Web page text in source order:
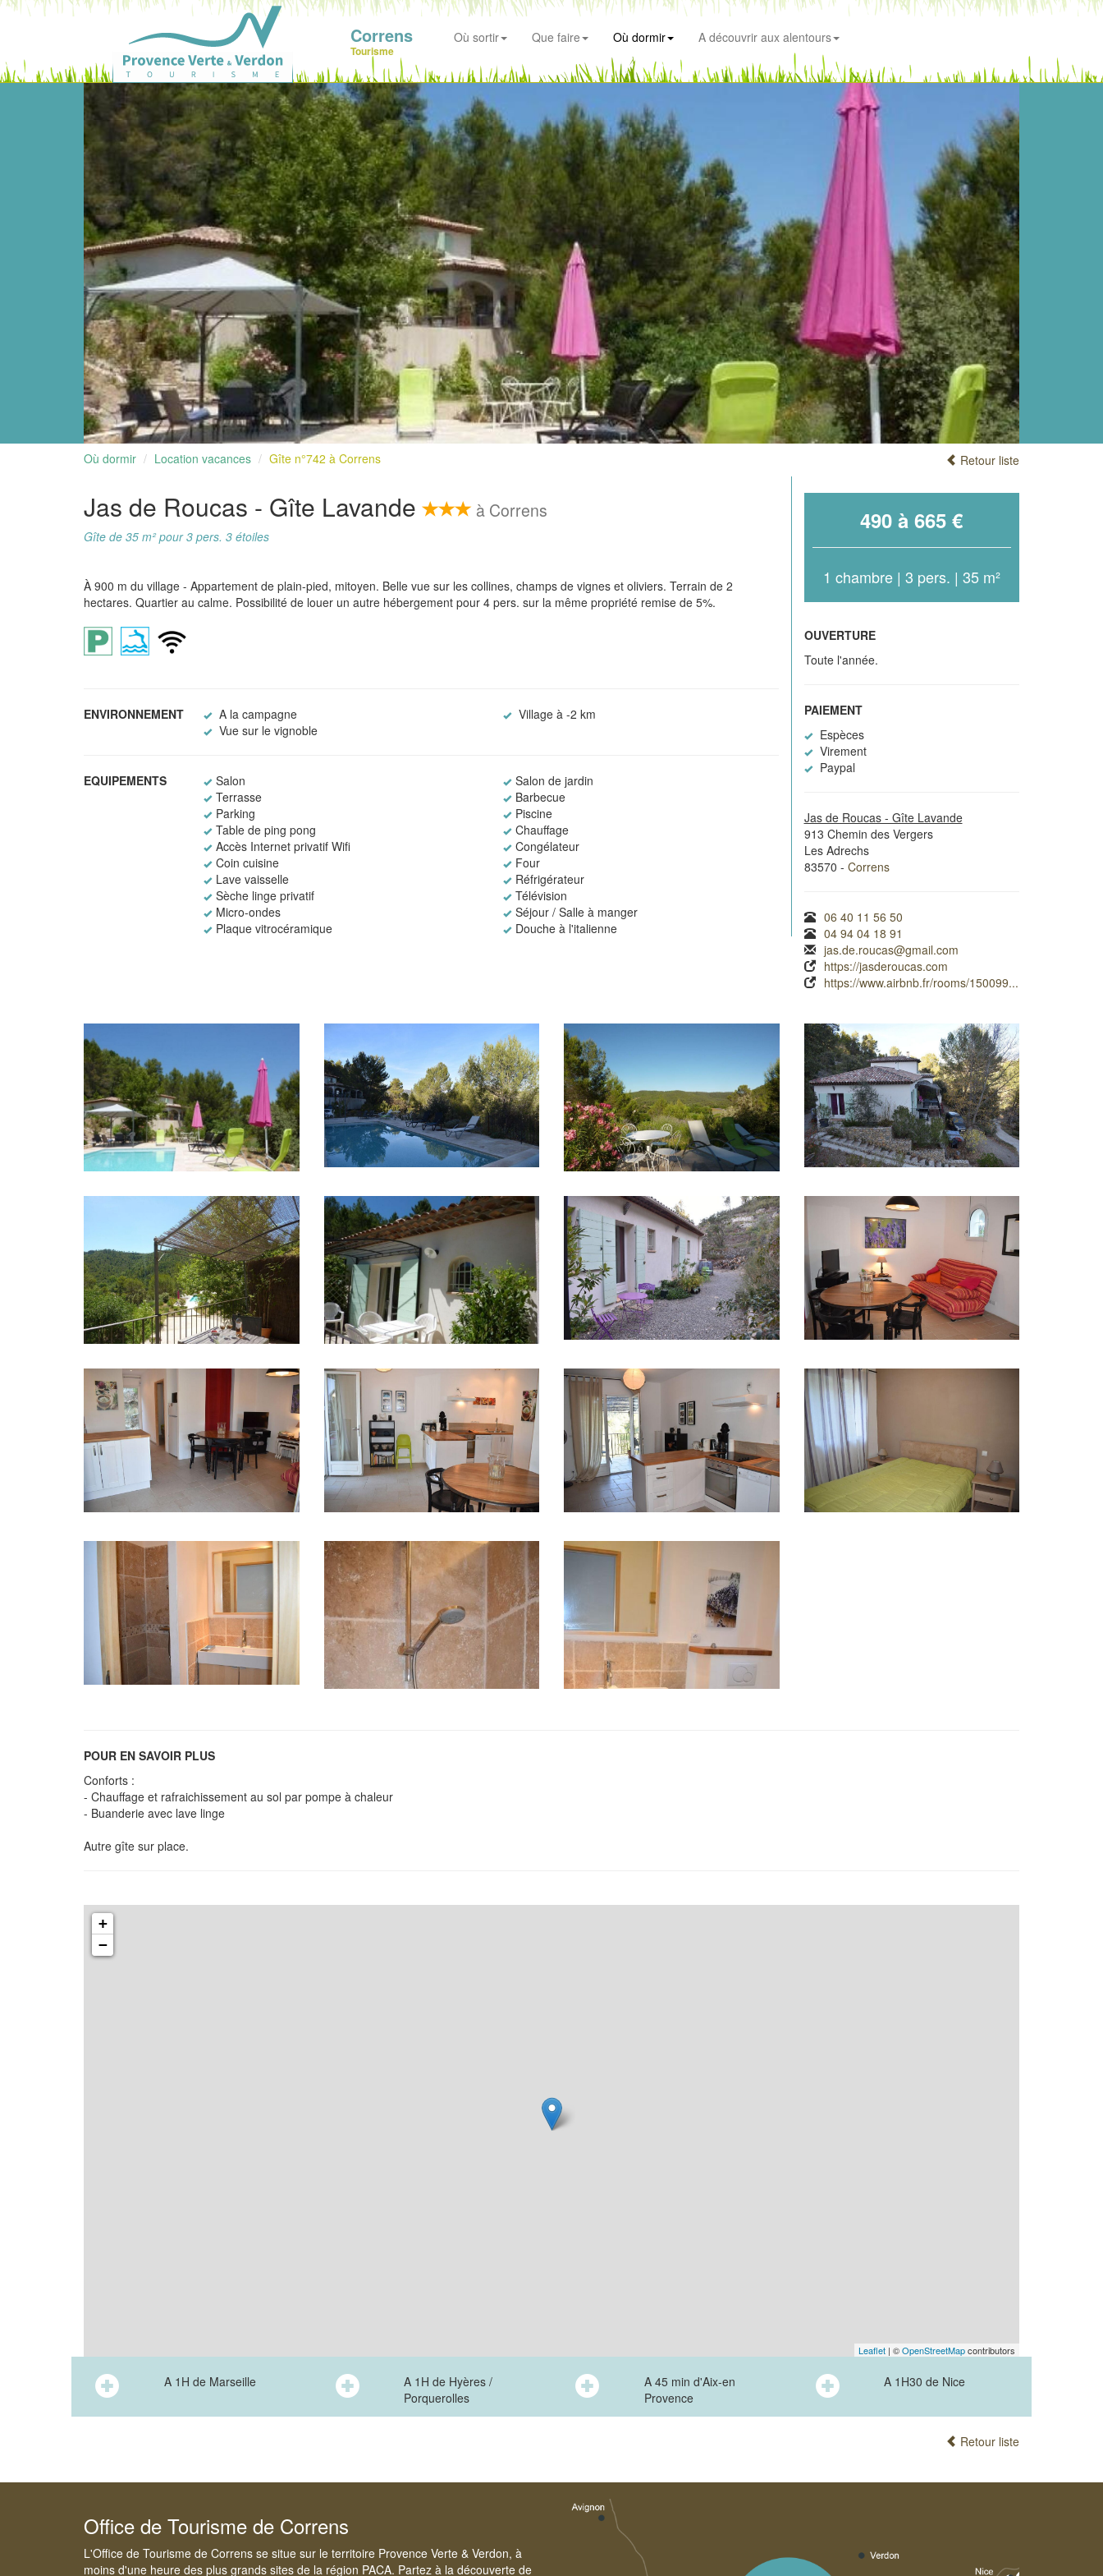
Correns
Tourisme
Où sortir Que faire Où dormir A découvrir aux alentours
Où dormir Location vacances Gîte n°742 à Correns Retour liste
Jas de Roucas - Gîte Lavande à Correns
Gîte de 35 m² pour 3 pers. 3 étoiles
À 900 m du village - Appartement de plain-pied, mitoyen. Belle vue sur les collines, champs de vignes et oliviers. Terrain de 2
hectares. Quartier au calme. Possibilité de louer un autre hébergement pour 4 pers. sur la même propriété remise de 5%.
ENVIRONNEMENT A la campagne
Village à -2 km
Vue sur le vignoble
EQUIPEMENTS Salon
Salon de jardin
Terrasse
Barbecue
Parking
Piscine
Table de ping pong
Chauffage
Accès Internet privatif Wifi
Congélateur
Coin cuisine
Four
Lave vaisselle
Réfrigérateur
Sèche linge privatif
Télévision
Micro-ondes
Séjour / Salle à manger
Plaque vitrocéramique
Douche à l'italienne
490 à 665 €
1 chambre | 3 pers. | 35 m²
OUVERTURE
Toute l'année.
PAIEMENT
Espèces
Virement
Paypal
Jas de Roucas - Gîte Lavande
913 Chemin des Vergers
Les Adrechs
83570 - Correns
06 40 11 56 50
04 94 04 18 91
jas.de.roucas@gmail.com
https://jasderoucas.com
https://www.airbnb.fr/rooms/150099...
POUR EN SAVOIR PLUS
Conforts :
- Chauffage et rafraichissement au sol par pompe à chaleur
- Buanderie avec lave linge
Autre gîte sur place.
+
−
Leaflet | ©OpenStreetMapcontributors
A 1H de Marseille
A 1H de Hyères /
Porquerolles
A 45 min d'Aix-en
Provence
A 1H30 de Nice
Retour liste
Office de Tourisme de Correns
L'Office de Tourisme de Correns se situe sur le territoire Provence Verte & Verdon, à
moins d'une heure des plus grands sites de la région PACA. Partez à la découverte de